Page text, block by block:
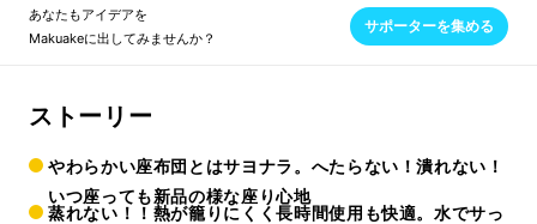
あなたもアイデアを
Makuakeに出してみませんか？
サポーターを集める
ストーリー
やわらかい座布団とはサヨナラ。へたらない！潰れない！
いつ座っても新品の様な座り心地
蒸れない！！熱が籠りにくく長時間使用も快適。水でサっ